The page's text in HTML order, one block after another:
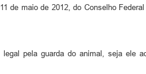
de maio de 2012, do Conselho
pela guarda do animal, seja ele